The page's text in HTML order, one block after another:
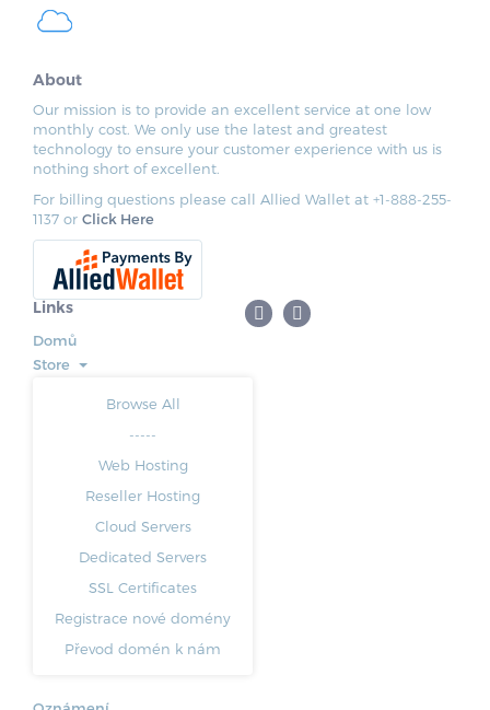
About
Our mission is to provide an excellent service at one low
monthly cost. We only use the latest and greatest
technology to ensure your customer experience with us is
nothing short of excellent.
For billing questions please call Allied Wallet at +1-888-255-
1137 or Click Here
Links
Domů
Store
Browse All
-----
Web Hosting
Reseller Hosting
Cloud Servers
Dedicated Servers
SSL Certificates
Registrace nové domény
Převod domén k nám